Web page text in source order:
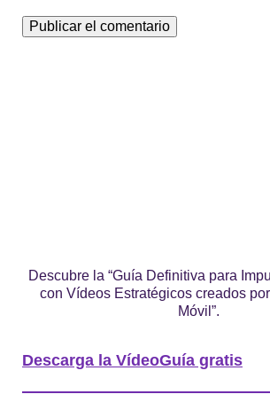
Descubre la “Guía Definitiva para
con Vídeos Estratégicos creados
Móvil”.
Descarga la VídeoGuía gratis